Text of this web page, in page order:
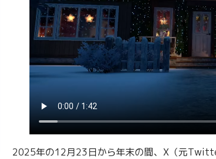
2025年の12月23日から年末の間、X（元